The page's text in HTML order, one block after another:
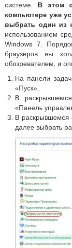
системе. В этом
компьютере уже
выбрать один из
использованием
Windows 7.
браузеров вы
обозревателем, и
На панели
«Пуск».
В
«Панель
В раскрывшемся
далее выбрать